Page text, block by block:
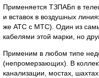
Применяется ТЗПАБп в
и вставок в воздушных
же АТС с МТС). Один из
кабелями этой марки, но
Применим в любом типе
(непромерзающих). В
канализации, мостах, шахтах.